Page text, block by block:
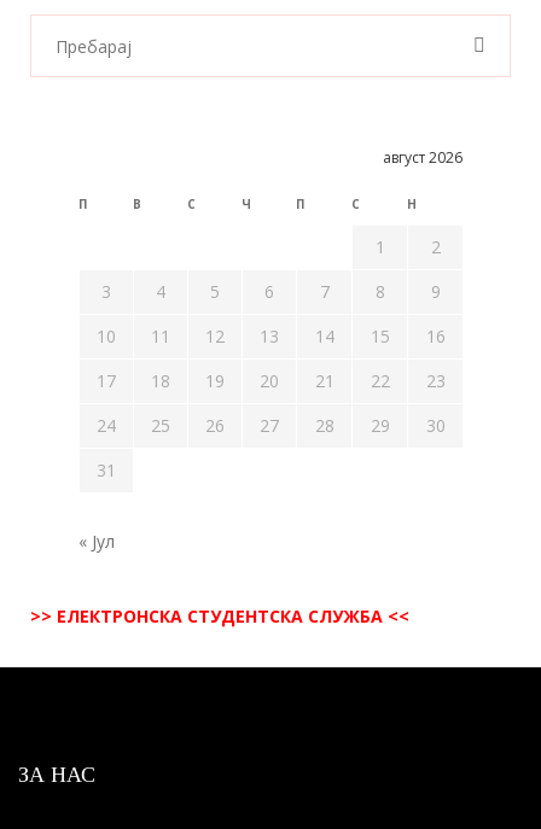
август 2026
П В С Ч П С Н
1
2
3
4 5 6 7 8
9
10
11 12 13 14 15
16
17
18 19 20 21 22
23
24
25 26 27 28 29
30
31
« Јул
>> ЕЛЕКТРОНСКА СТУДЕНТСКА СЛУЖБА <<
ЗА НАС